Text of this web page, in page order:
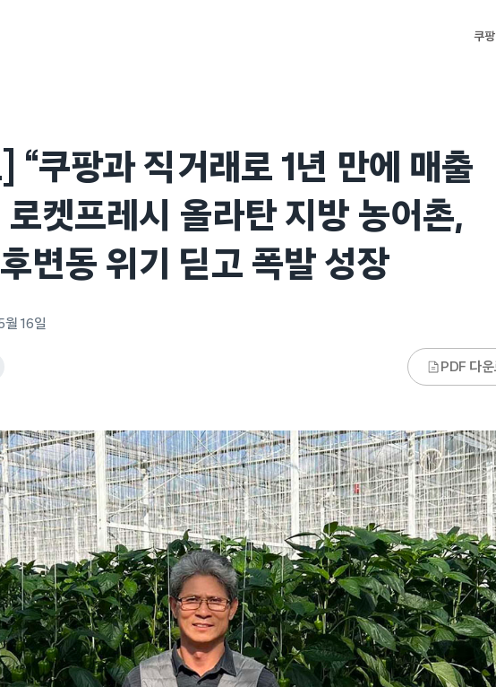
쿠
“쿠팡과 직거래로 1년 만에 매출
로켓프레시 올라탄 지방 농어촌,
변동 위기 딛고 폭발 성장
16일
PDF 다